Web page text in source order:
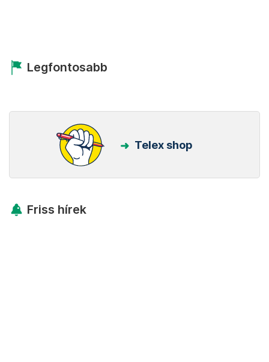
Legfontosabb
Telex shop
Friss hírek